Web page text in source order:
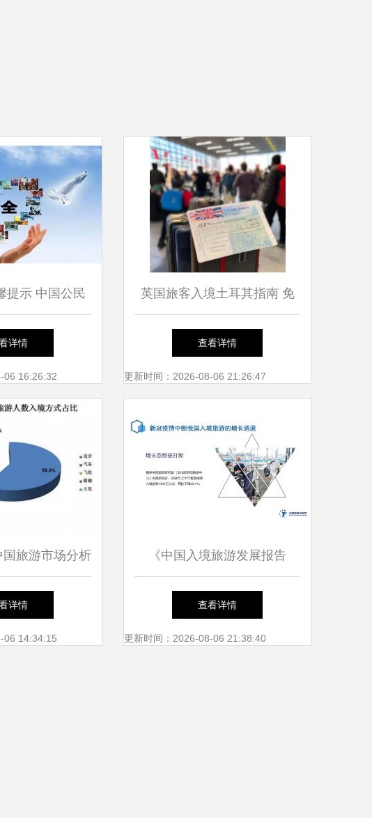
提示 中国公民
与国内旅游服
南
详情
06 16:26:32
英国旅客入境土耳其指南 免
签时长、要求与旅行建议
查看详情
更新时间：2026-08-06 21:26:47
旅游市场分析
游人数增长
质量持续优化
详情
06 14:34:15
《中国入境旅游发展报告
2020》解读 国内旅游服务的
机遇与挑战
查看详情
更新时间：2026-08-06 21:38:40